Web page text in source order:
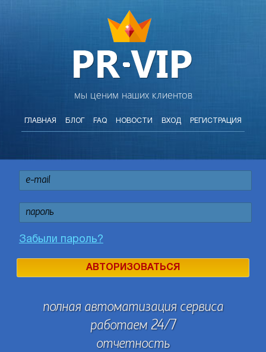
мы ценим наших клиентов
ГЛАВНАЯ БЛОГ FAQ НОВОСТИ ВХОД РЕГИСТРАЦИЯ
Забыли пароль?
АВТОРИЗОВАТЬСЯ
полная автоматизация сервиса
работаем 24/7
отчетность